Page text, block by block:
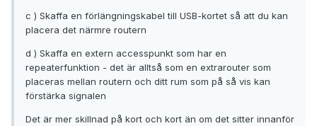
c ) Skaffa en förlängningskabel till USB-kortet så att du kan
placera det närmre routern
d ) Skaffa en extern accesspunkt som har en
repeaterfunktion - det är alltså som en extrarouter som
placeras mellan routern och ditt rum som på så vis kan
förstärka signalen
Det är mer skillnad på kort och kort än om det sitter innanför